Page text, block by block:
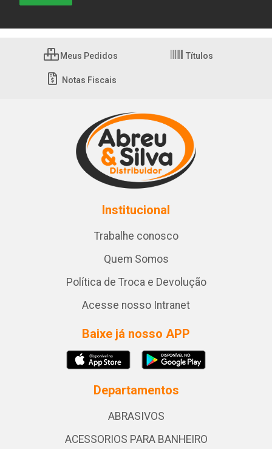
Meus Pedidos Títulos
Notas Fiscais
Institucional
Trabalhe conosco
Quem Somos
Política de Troca e Devolução
Acesse nosso Intranet
Baixe já nosso APP
Departamentos
ABRASIVOS
ACESSORIOS PARA BANHEIRO